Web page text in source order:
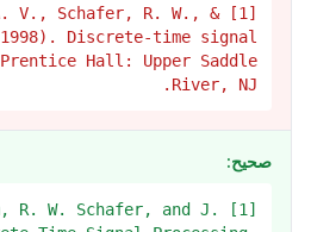
A. V., Schafer, R. W., &
Discrete-time signal
Hall: Upper Saddle
River, NJ.
صحيح:
R. W. Schafer, and J.